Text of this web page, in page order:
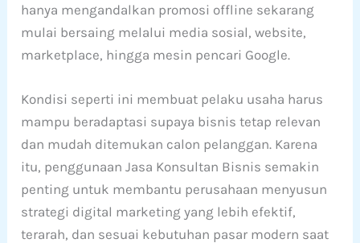
hanya mengandalkan promosi offline sekarang
mulai bersaing melalui media sosial, website,
marketplace, hingga mesin pencari Google.
Kondisi seperti ini membuat pelaku usaha harus
mampu beradaptasi supaya bisnis tetap relevan
dan mudah ditemukan calon pelanggan. Karena
itu, penggunaan Jasa Konsultan Bisnis semakin
penting untuk membantu perusahaan menyusun
strategi digital marketing yang lebih efektif,
terarah, dan sesuai kebutuhan pasar modern saat